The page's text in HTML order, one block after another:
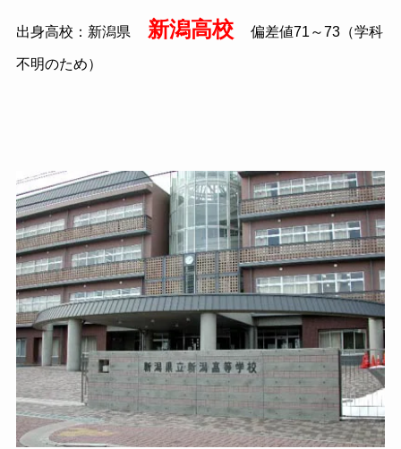
出身高校：新潟県 新潟高校 偏差値71～73（学科
不明のため）